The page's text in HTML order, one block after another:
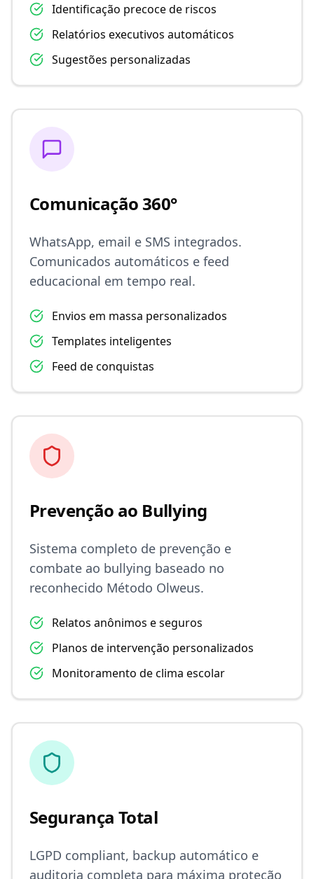
Identificação precoce de riscos
Relatórios executivos automáticos
Sugestões personalizadas
Comunicação 360°
WhatsApp, email e SMS integrados.
Comunicados automáticos e feed
educacional em tempo real.
Envios em massa personalizados
Templates inteligentes
Feed de conquistas
Prevenção ao Bullying
Sistema completo de prevenção e
combate ao bullying baseado no
reconhecido Método Olweus.
Relatos anônimos e seguros
Planos de intervenção personalizados
Monitoramento de clima escolar
Segurança Total
LGPD compliant, backup automático e
auditoria completa para máxima proteção